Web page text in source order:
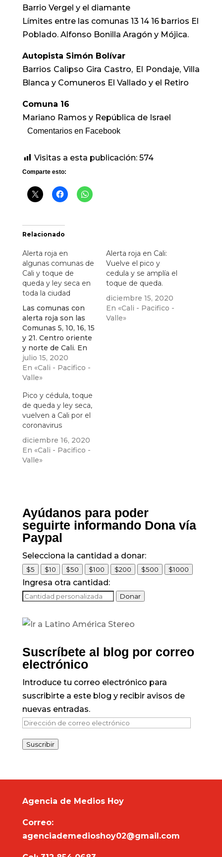
Barrio Vergel y el diamante
Límites entre las comunas 13 14 16 barrios El
Poblado. Alfonso Bonilla Aragón y Mójica.
Autopista Simón Bolívar
Barrios Calipso Gira Castro, El Pondaje, Villa
Blanca y Comuneros El Vallado y el Retiro
Comuna 16
Mariano Ramos y República de Israel
Comentarios en Facebook
Visitas a esta publicación: 574
Comparte esto:
Relacionado
Alerta roja en
algunas comunas de
Cali y toque de
queda y ley seca en
toda la ciudad
Las comunas con
alerta roja son las
Comunas 5, 10, 16, 15
y 21. Centro oriente
y norte de Cali. En
estas zonas habrá
mayor acción y
atención de la
julio 15, 2020
En «Cali - Pacifico -
Valle»
Alerta roja en Cali:
Vuelve el pico y
cedula y se amplía el
toque de queda.
diciembre 15, 2020
En «Cali - Pacifico -
Valle»
Pico y cédula, toque
de queda y ley seca,
vuelven a Cali por el
coronavirus
diciembre 16, 2020
En «Cali - Pacifico -
Valle»
Ayúdanos para poder
seguirte informando Dona vía
Paypal
Selecciona la cantidad a donar:
$5 $10 $50 $100 $200 $500 $1000
Ingresa otra cantidad:
Donar
Suscríbete al blog por correo
electrónico
Introduce tu correo electrónico para
suscribirte a este blog y recibir avisos de
nuevas entradas.
Dirección
correo
Suscribir
Agencia de Medios Hoy
Correo:
agenciademedioshoy02@gmail.com